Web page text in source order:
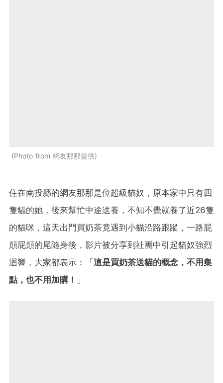
Photo from 網友那那提供
住在南投縣的網友那那是位超級貓奴，原本家中只有四
隻貓的她，後來幫忙中途送養，不知不覺就養了近26隻
的貓咪，這天出門買奶茶竟遇到小貓沿路跟蹤，一路屁
顛屁顛的尾隨身後，影片被分享到社團中引起貓奴強烈
迴響，大家都表示：「這是買奶茶送貓的概念，不用集
點，也不用加購！
」